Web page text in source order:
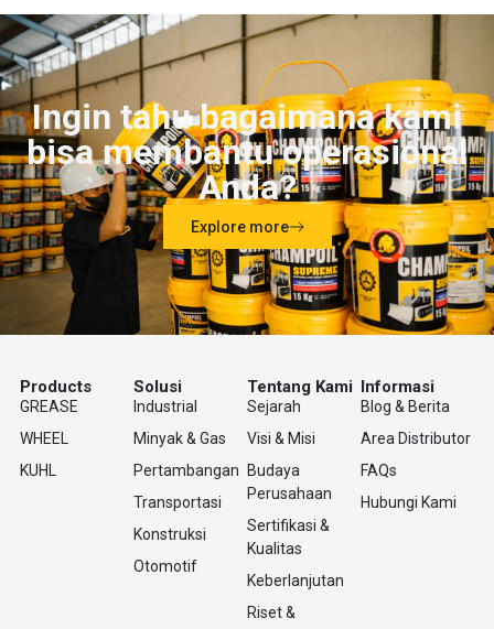
Ingin tahu bagaimana kami
bisa membantu operasional
Anda?
Explore more
Products
GREASE
WHEEL
KUHL
Solusi
Industrial
Minyak & Gas
Pertambangan
Transportasi
Konstruksi
Otomotif
Tentang Kami
Sejarah
Visi & Misi
Budaya
Perusahaan
Sertifikasi &
Kualitas
Keberlanjutan
Riset &
Informasi
Blog & Berita
Area Distributor
FAQs
Hubungi Kami